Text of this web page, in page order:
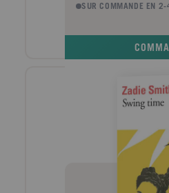
réclame-t-il justice ? Nul
dernier hommage qui,
SUR COMMANDE EN 2-